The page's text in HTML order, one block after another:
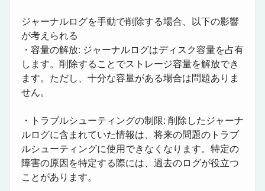
ジャーナルログを手動で削除する場合、以下の影響
が考えられる
・容量の解放: ジャーナルログはディスク容量を占有
します。削除することでストレージ容量を解放でき
ます。ただし、十分な容量がある場合は問題ありま
せん。
・トラブルシューティングの制限: 削除したジャーナ
ルログに含まれていた情報は、将来の問題のトラブ
ルシューティングに使用できなくなります。特定の
障害の原因を特定する際には、過去のログが役立つ
ことがあります。